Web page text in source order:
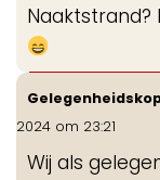
Naaktstrand?
2024 om 23:21
Wij als